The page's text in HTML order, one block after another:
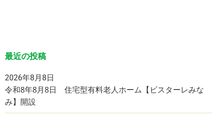
最近の投稿
2026年8月8日
令和8年8月8日 住宅型有料老人ホーム【ビスターレみな
み】開設